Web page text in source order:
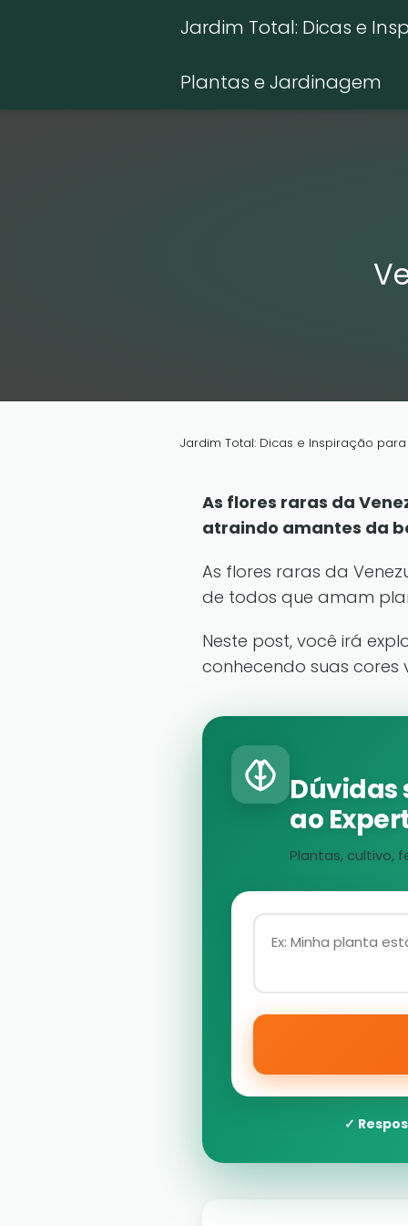
Jardim Total: Dicas e
Plantas e Jardinagem
Jardim Total: Dicas e Inspiração
As flores raras da
atraindo amantes da
As flores raras da
de todos que amam
Neste post, você irá
conhecendo suas cores
Dúvidas
ao
Plantas, cultivo,
✓